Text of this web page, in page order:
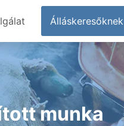
Álláskeresőknek
munka